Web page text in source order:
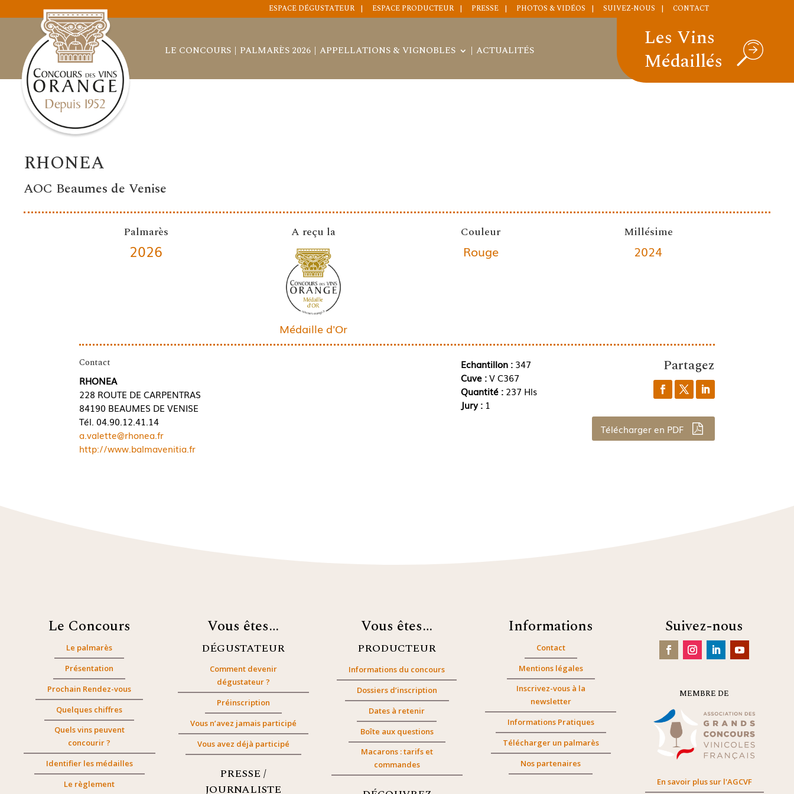
ESPACE DÉGUSTATEUR ESPACE PRODUCTEUR PRESSE PHOTOS & VIDÉOS SUIVEZ-NOUS CONTACT
LE CONCOURS PALMARÈS 2026 APPELLATIONS & VIGNOBLES ACTUALITÉS
Les Vins
Médaillés
RHONEA
AOC Beaumes de Venise
Palmarès
2026
A reçu la
Médaille d'Or
Couleur
Rouge
Millésime
2024
Contact
RHONEA
228 ROUTE DE CARPENTRAS
84190 BEAUMES DE VENISE
Tél. 04.90.12.41.14
a.valette@rhonea.fr
http://www.balmavenitia.fr
Echantillon :347
Cuve :V C367
Quantité : 237 Hls
Jury : 1
Partagez
Télécharger en PDF
Le Concours
Le palmarès
Présentation
Prochain Rendez-vous
Quelques chiffres
Quels vins peuvent
concourir ?
Identifier les médailles
Le règlement
Vous êtes…
DÉGUSTATEUR
Comment devenir
dégustateur ?
Préinscription
Vous n’avez jamais participé
Vous avez déjà participé
PRESSE /
JOURNALISTE
Vous êtes…
PRODUCTEUR
Informations du concours
Dossiers d’inscription
Dates à retenir
Boîte aux questions
Macarons : tarifs et
commandes
Informations
Contact
Mentions légales
Inscrivez-vous à la
newsletter
Informations Pratiques
Télécharger un palmarès
Nos partenaires
Suivez-nous
MEMBRE DE
En savoir plus sur l'AGCVF